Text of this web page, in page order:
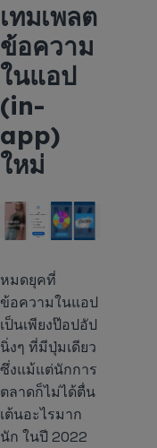
เทมเพลต
ข้อความ
ในแอป
(in-
app)
ใหม่
หมดยุคที่
ข้อความในแอป
เป็นเพียงป๊อปอัป
นิ่งๆ ที่มีปุ่มเดียว
ซึ่งแม้แต่นักการ
ตลาดก็ไม่ได้ตื่น
เต้นอะไรมาก
นัก ในปี 2022